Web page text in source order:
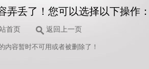
弄丢了！您可以选择以下操作
首页 返回上一页
内容暂时不可用或者被删除了！